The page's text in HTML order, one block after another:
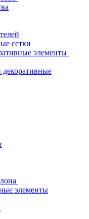
сетки
элементы
элементы